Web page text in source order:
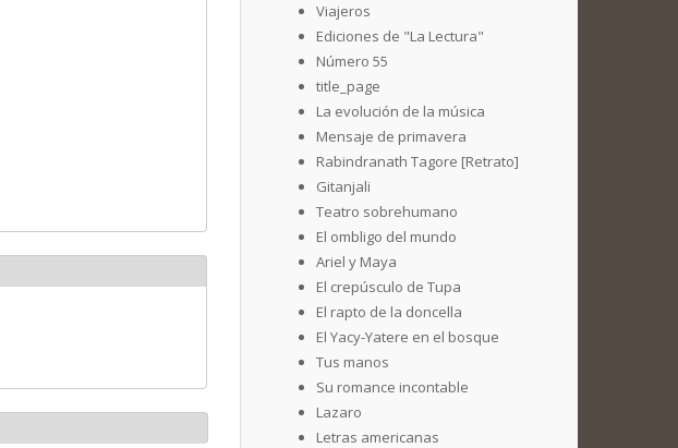
Viajeros
Ediciones de "La Lectura"
Número 55
title_page
La evolución de la música
Mensaje de primavera
Rabindranath Tagore [Retrato]
Gitanjali
Teatro sobrehumano
El ombligo del mundo
Ariel y Maya
El crepúsculo de Tupa
El rapto de la doncella
El Yacy-Yatere en el bosque
Tus manos
Su romance incontable
Lazaro
Letras americanas